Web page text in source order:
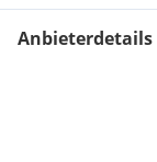
Anbieterdetails